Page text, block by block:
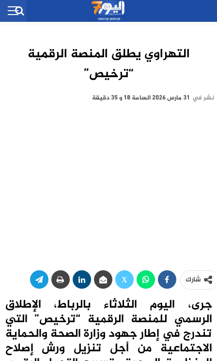
التهراوي يطلق المنصة الرقمية
“ترخيص”
نشر في 31 مارس 2026 الساعة 18 و 35 دقيقة
شارك
جرى، اليوم الثلاثاء بالرباط، الإطلاق
الرسمي للمنصة الرقمية “ترخيص” التي
تندرج في إطار جهود وزارة الصحة والحماية
الاجتماعية من أجل تنزيل ورش إصلاح